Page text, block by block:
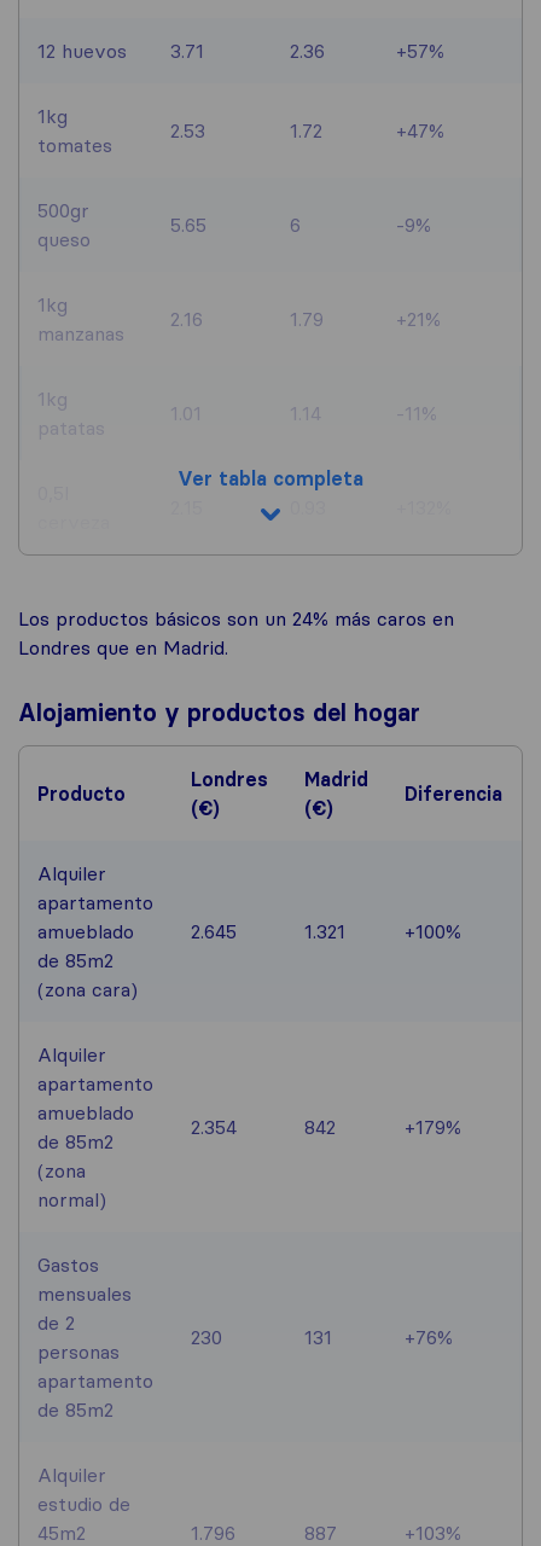
12 huevos 3.71 2.36 +57%
1kg
tomates
2.53 1.72 +47%
500gr
queso
5.65 6 -9%
1kg
manzanas
2.16 1.79 +21%
1kg
patatas
1.01 1.14 -11%
Ver tabla completa
Los productos básicos son un 24% más caros en
Londres que en Madrid.
Alojamiento y productos del hogar
Producto
Londres
(€)
Madrid
(€)
Diferencia
Alquiler
apartamento
amueblado
de 85m2
(zona cara)
2.645 1.321 +100%
Alquiler
apartamento
amueblado
de 85m2
(zona
normal)
2.354 842 +179%
Gastos
mensuales
de 2
personas
apartamento
de 85m2
230 131 +76%
Alquiler
estudio de
45m2
1.796 887 +103%